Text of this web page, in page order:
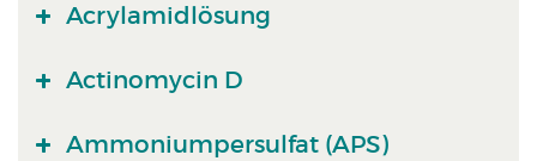
Acrylamidlösung
Actinomycin D
Ammoniumpersulfat (APS)